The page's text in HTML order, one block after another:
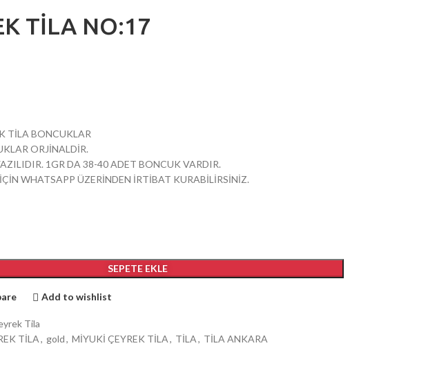
TİLA NO:17
TİLA BONCUKLAR
ORJİNALDİR.
1GR DA 38-40 ADET BONCUK VARDIR.
WHATSAPP ÜZERİNDEN İRTİBAT KURABİLİRSİNİZ.
SEPETE EKLE
Add to wishlist
Tila
TİLA, gold, MİYUKİ ÇEYREK TİLA, TİLA, TİLA ANKARA